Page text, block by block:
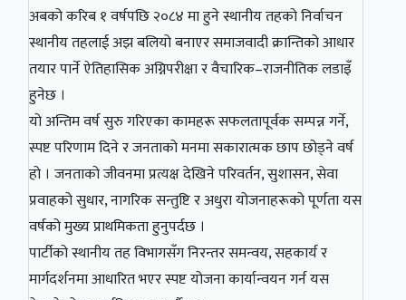
अबको करिब १ वर्षपछि २०८४ मा हुने स्थानीय तहको निर्वाचन
स्थानीय तहलाई अझ बलियो बनाएर समाजवादी क्रान्तिको आधार
तयार पार्ने ऐतिहासिक अग्निपरीक्षा र वैचारिक–राजनीतिक लडाइँ
हुनेछ ।
यो अन्तिम वर्ष सुरु गरिएका कामहरू सफलतापूर्वक सम्पन्न गर्ने,
स्पष्ट परिणाम दिने र जनताको मनमा सकारात्मक छाप छोड्ने वर्ष
हो । जनताको जीवनमा प्रत्यक्ष देखिने परिवर्तन, सुशासन, सेवा
प्रवाहको सुधार, नागरिक सन्तुष्टि र अधुरा योजनाहरूको पूर्णता यस
वर्षको मुख्य प्राथमिकता हुनुपर्दछ ।
पार्टीको स्थानीय तह विभागसँग निरन्तर समन्वय, सहकार्य र
मार्गदर्शनमा आधारित भएर स्पष्ट योजना कार्यान्वयन गर्न यस